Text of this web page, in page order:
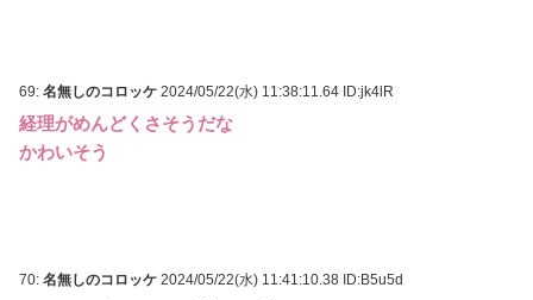
69: 名無しのコロッケ 2024/05/22(水) 11:38:11.64 ID:jk4lR
経理がめんどくさそうだな
かわいそう
70: 名無しのコロッケ 2024/05/22(水) 11:41:10.38 ID:B5u5d